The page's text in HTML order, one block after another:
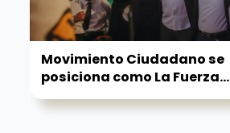
Movimiento Ciudadano se
posiciona como La Fuerza...